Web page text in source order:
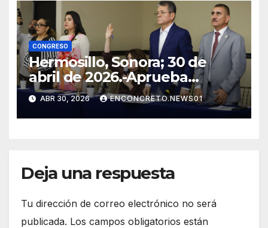
CONGRESO
Hermosillo, Sonora; 30 de
abril de 2026.-Aprueba
Congreso de Sonora ley para
personas migrantes, atiende
amparo y concluye periodo
ABR 30, 2026 ENCONCRETO.NEWS01
Deja una respuesta
Tu dirección de correo electrónico no será
publicada. Los campos obligatorios están